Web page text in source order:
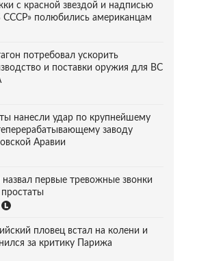
с красной звездой и надписью
СССР» полюбились американцам
потребовал ускорить
и поставки оружия для ВС
нанесли удар по крупнейшему
заводу
Аравии
назвал первые тревожные звонки
простаты
пловец встал на колени и
за критику Парижа